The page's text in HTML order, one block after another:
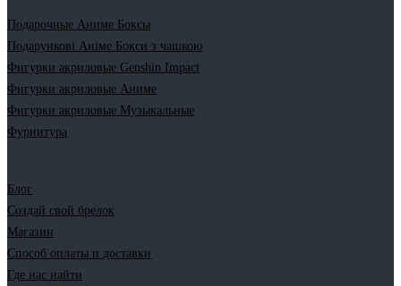
Подарочные Аниме Боксы
Подарункові Аніме Бокси з чашкою
Фигурки акриловые Genshin Impact
Фигурки акриловые Аниме
Фигурки акриловые Музыкальные
Фурнитура
Блог
Создай свой брелок
Магазин
Способ оплаты и доставки
Где нас найти